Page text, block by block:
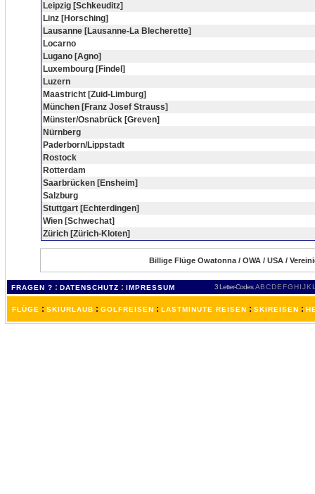
Leipzig [Schkeuditz]
Linz [Horsching]
Lausanne [Lausanne-La Blecherette]
Locarno
Lugano [Agno]
Luxembourg [Findel]
Luzern
Maastricht [Zuid-Limburg]
München [Franz Josef Strauss]
Münster/Osnabrück [Greven]
Nürnberg
Paderborn/Lippstadt
Rostock
Rotterdam
Saarbrücken [Ensheim]
Salzburg
Stuttgart [Echterdingen]
Wien [Schwechat]
Zürich [Zürich-Kloten]
Billige Flüge Owatonna / OWA / USA /
FRAGEN ? : DATENSCHUTZ : IMPRESSUM 3 Letter-Codes ABCDEFGH IJKL
FLÜGE : SKIURLAUB : GOLFREISEN : LASTMINUTE REISEN : SKIREISEN :